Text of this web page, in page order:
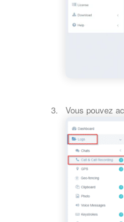
Vous pouvez